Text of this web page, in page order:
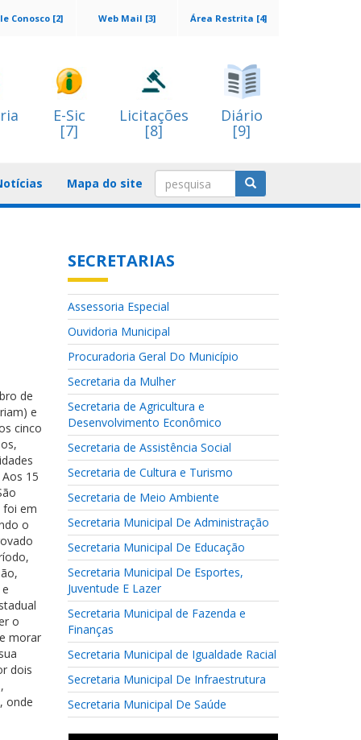
Área Restrita [4]
Web Mail [3]
Conosco [2]
E-Sic
[7]
Licitações
[8]
Diário
[9]
Mapa do site
de
e
cinco
15
foi em
o
o
morar
dois
onde
SECRETARIAS
Assessoria Especial
Ouvidoria Municipal
Procuradoria Geral Do Município
Secretaria da Mulher
Secretaria de Agricultura e
Desenvolvimento Econômico
Secretaria de Assistência Social
Secretaria de Cultura e Turismo
Secretaria de Meio Ambiente
Secretaria Municipal De Administração
Secretaria Municipal De Educação
Secretaria Municipal De Esportes,
Juventude E Lazer
Secretaria Municipal de Fazenda e
Finanças
Secretaria Municipal de Igualdade Racial
Secretaria Municipal De Infraestrutura
Secretaria Municipal De Saúde